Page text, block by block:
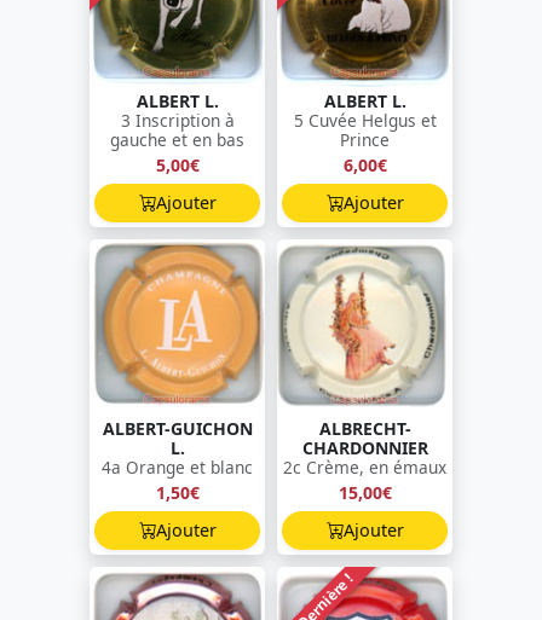
ALBERT L.
3 Inscription à
gauche et en bas
5,00€
Ajouter
ALBERT L.
5 Cuvée Helgus et
Prince
6,00€
Ajouter
ALBERT-GUICHON
L.
4a Orange et blanc
1,50€
Ajouter
ALBRECHT-
CHARDONNIER
2c Crème, en émaux
15,00€
Ajouter
Dernière !